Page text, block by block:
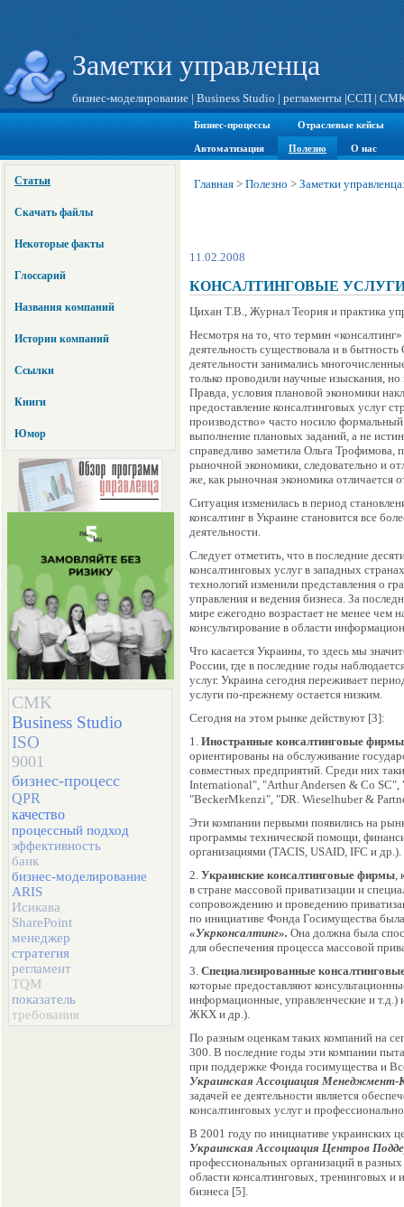
Заметки управленца
бизнес-моделирование | Business Studio | регламенты |ССП |
Бизнес-процессы Отраслевые кейсы
Автоматизация Полезно О нас
Статьи
Скачать файлы
Некоторые факты
Глоссарий
Названия компаний
Истории компаний
Ссылки
Книги
Юмор
СМК
Business Studio
ISO
9001
бизнес-процесс
QPR
качество
процессный подход
эффективность
банк
бизнес-моделирование
ARIS
Исикава
SharePoint
менеджер
стратегия
регламент
TQM
показатель
требования
Главная > Полезно > Заметки
11.02.2008
КОНСАЛТИНГОВЫЕ
Цихан Т.В., Журнал Теория и практика
Несмотря на то, что термин
деятельность существовала и в
деятельности занимались
только проводили научные изыскания,
Правда, условия плановой экономики
предоставление консалтинговых услуг
производство» часто носило
выполнение плановых заданий, а не
справедливо заметила Ольга Трофимова,
рыночной экономики, следовательно и
же, как рыночная экономика отличается
Ситуация изменилась в период
консалтинг в Украине становится все
деятельности.
Следует отметить, что в последние
консалтинговых услуг в западных
технологий изменили представления о
управления и ведения бизнеса. За
мире ежегодно возрастает не менее чем
консультирование в области
Что касается Украины, то здесь мы
России, где в последние годы
услуг. Украина сегодня переживает
услуги по-прежнему остается низким.
Сегодня на этом рынке действуют [3]:
1. Иностранные консалтинговые фирмы
ориентированы на обслуживание
совместных предприятий. Среди них
International", "Arthur Andersen & Co
"BeckerMkenzi", "DR. Wieselhuber&
Эти компании первыми появились на
программы технической помощи,
организациями (TACIS, USAID, IFC и др.).
2. Украинские консалтинговые фирмы,
в стране массовой приватизации и
сопровождению и проведению
по инициативе Фонда Госимущества
«Укрконсалтинг». Она должна была
для обеспечения процесса массовой
3. Специализированные
которые предоставляют
информационные, управленческие и т.д.)
ЖКХ и др.).
По разным оценкам таких компаний на
300. В последние годы эти компании
при поддержке Фонда госимущества и
Украинская Ассоциация Менеджмент-
задачей ее деятельности является
консалтинговых услуг и
В 2001 году по инициативе украинских
Украинская Ассоциация Центров
профессиональных организаций в
области консалтинговых, тренинговых и
бизнеса [5].